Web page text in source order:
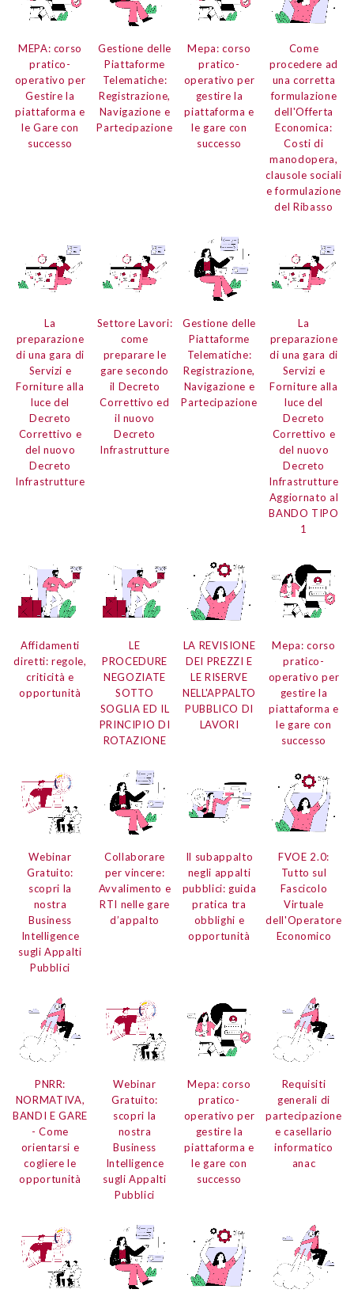
MEPA: corso
pratico-
operativo per
Gestire la
piattaforma e
le Gare con
successo
Gestione delle
Piattaforme
Telematiche:
Registrazione,
Navigazione e
Partecipazione
Mepa:corso
pratico-
operativo per
gestire la
piattaforma e
le gare con
successo
Come
procedere ad
una corretta
formulazione
dell'Offerta
Economica:
Costi di
manodopera,
clausole sociali
e formulazione
del Ribasso
La
preparazione
di una gara di
Servizi e
Forniture alla
luce del
Decreto
Correttivo e
del nuovo
Decreto
Infrastrutture
Settore Lavori:
come
preparare le
gare secondo
il Decreto
Correttivo ed
il nuovo
Decreto
Infrastrutture
Gestione delle
Piattaforme
Telematiche:
Registrazione,
Navigazione e
Partecipazione
La
preparazione
di una gara di
Servizi e
Forniture alla
luce del
Decreto
Correttivo e
del nuovo
Decreto
Infrastrutture
Aggiornato al
BANDO TIPO
1
Affidamenti
diretti:regole,
criticità e
opportunità
LE
PROCEDURE
NEGOZIATE
SOTTO
SOGLIA ED IL
PRINCIPIO DI
ROTAZIONE
LA REVISIONE
DEI PREZZI E
LE RISERVE
NELL'APPALTO
PUBBLICO DI
LAVORI
Mepa:corso
pratico-
operativo per
gestire la
piattaforma e
le gare con
successo
Webinar
Gratuito:
scopri la
nostra
Business
Intelligence
sugli Appalti
Pubblici
Collaborare
per vincere:
Avvalimento e
RTI nelle gare
d’appalto
Il subappalto
negli appalti
pubblici: guida
pratica tra
obblighi e
opportunità
FVOE 2.0:
Tutto sul
Fascicolo
Virtuale
dell'Operatore
Economico
PNRR:
NORMATIVA,
BANDI E GARE
- Come
orientarsi e
cogliere le
opportunità
Webinar
Gratuito:
scopri la
nostra
Business
Intelligence
sugli Appalti
Pubblici
Mepa:corso
pratico-
operativo per
gestire la
piattaforma e
le gare con
successo
Requisiti
generali di
partecipazione
ecasellario
informatico
anac